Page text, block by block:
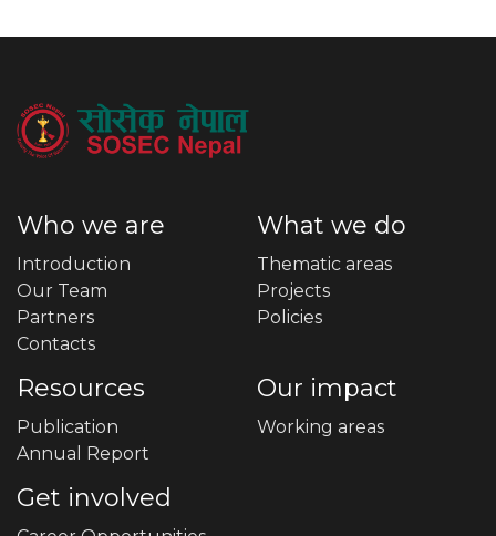
Who we are
Introduction
Our Team
Partners
Contacts
What we do
Thematic areas
Projects
Policies
Resources
Publication
Annual Report
Our impact
Working areas
Get involved